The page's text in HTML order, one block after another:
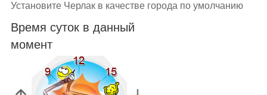
Установите Черлак в качестве города по умолчанию
Время суток в данный
момент